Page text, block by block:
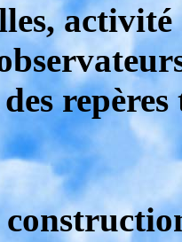
activité